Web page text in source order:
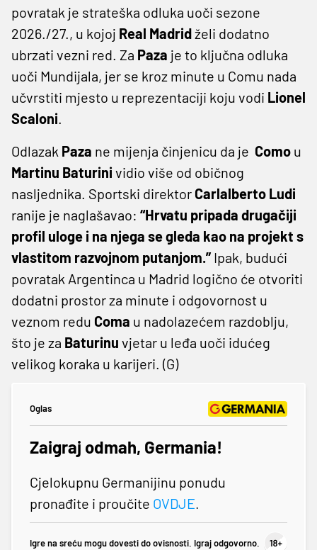
povratak je strateška odluka uoči sezone
2026./27., u kojoj Real Madridželi dodatno
ubrzati vezni red. Za Paza je to ključna odluka
uoči Mundijala, jer se kroz minute u Comu nada
učvrstiti mjesto u reprezentaciji koju vodi Lionel
Scaloni.
Odlazak Paza ne mijenja činjenicu da je Como u
Martinu Baturini vidio više od običnog
nasljednika. Sportski direktor Carlalberto Ludi
ranije je naglašavao: “Hrvatu pripada drugačiji
profil uloge i na njega se gleda kao na projekt s
vlastitom razvojnom putanjom.” Ipak, budući
povratak Argentinca u Madrid logično će otvoriti
dodatni prostor za minute i odgovornost u
veznom redu Coma u nadolazećem razdoblju,
što je za Baturinu vjetar u leđa uoči idućeg
velikog koraka u karijeri. (G)
Oglas
Zaigraj odmah, Germania!
Cjelokupnu Germanijinu ponudu
pronađite i proučite OVDJE.
Igre na sreću mogu dovesti do ovisnosti. Igraj odgovorno.